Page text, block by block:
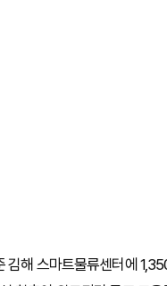
김해 스마트물류센터에